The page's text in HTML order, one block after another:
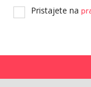
Pristajete na